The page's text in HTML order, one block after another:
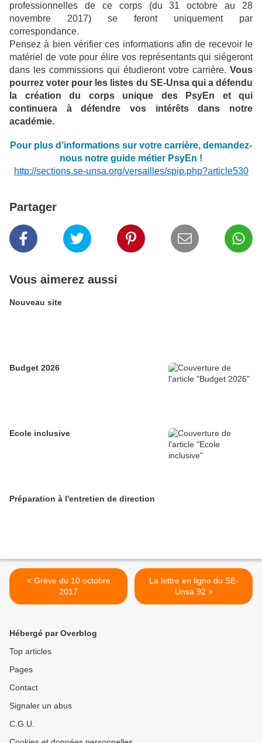
professionnelles de ce corps (du 31 octobre au 28
novembre 2017) se feront uniquement par
correspondance.
Pensez à bien vérifier ces informations afin de recevoir le
matériel de vote pour élire vos représentants qui siégeront
dans les commissions qui étudieront votre carrière. Vous
pourrez voter pour les listes du SE-Unsa qui a défendu
la création du corps unique des PsyEn et qui
continuera à défendre vos intérêts dans notre
académie.
Pour plus d’informations sur votre carrière, demandez-
nous notre guide métier PsyEn !
http://sections.se-unsa.org/versailles/spip.php?article530
Partager
Vous aimerez aussi
Nouveau site
Budget 2026
Ecole inclusive
Préparation à l'entretien de direction
< Grève du 10 octobre
2017
La lettre en ligne du SE-
Unsa 92 >
Hébergé par Overblog
Top articles
Pages
Contact
Signaler un abus
C.G.U.